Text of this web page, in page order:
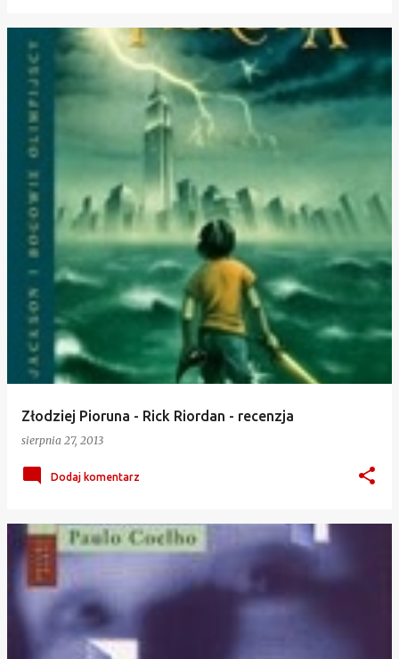
Złodziej Pioruna - Rick Riordan - recenzja
sierpnia 27, 2013
Dodaj komentarz